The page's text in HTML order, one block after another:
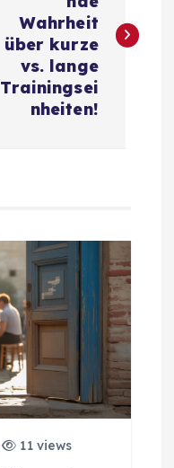
Wahrheit
über kurze
vs. lange
Trainingsei
nheiten!
11 views